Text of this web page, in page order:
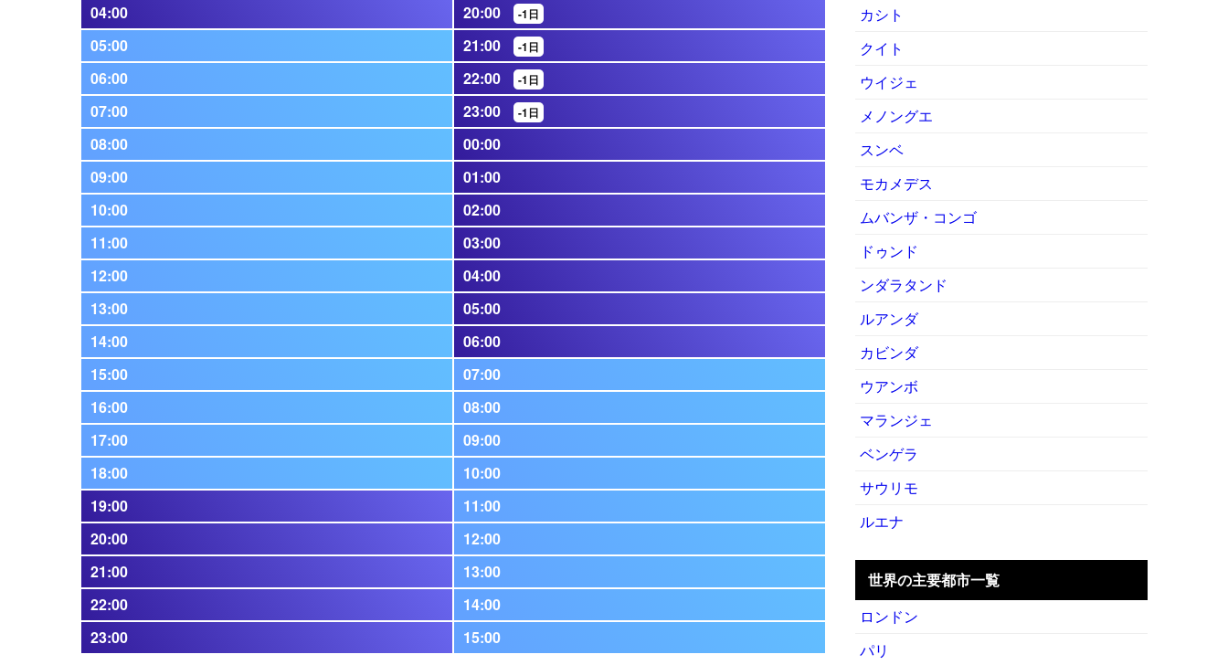
04:00 20:00 -1日
05:00 21:00 -1日
06:00 22:00 -1日
07:00 23:00 -1日
08:00
00:00
09:00
01:00
10:00
02:00
11:00
03:00
12:00
04:00
13:00
05:00
14:00
06:00
15:00
07:00
16:00
08:00
17:00
09:00
18:00
10:00
19:00
11:00
20:00
12:00
21:00
13:00
22:00
14:00
23:00
15:00
カシト
クイト
ウイジェ
メノングエ
スンベ
モカメデス
ムバンザ・コンゴ
ドゥンド
ンダラタンド
ルアンダ
カビンダ
ウアンボ
マランジェ
ベンゲラ
サウリモ
ルエナ
世界の主要都市一覧
ロンドン
パリ